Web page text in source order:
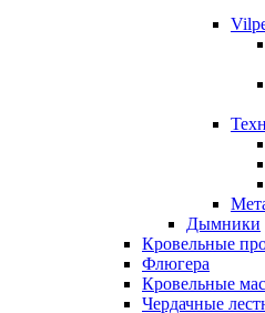
Дымники
Кровельные
Флюгера
Кровельные
Чердачные